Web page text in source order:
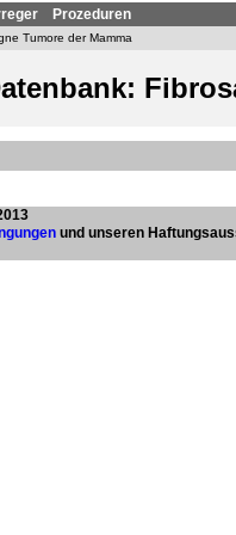
Prozeduren
Tumore der Mamma
und unseren